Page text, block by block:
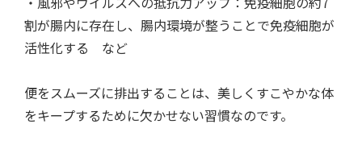
割が腸内に存在し、腸内環境が整うことで免疫細胞が
活性化する など
便をスムーズに排出することは、美しくすこやかな体
をキープするために欠かせない習慣なのです。